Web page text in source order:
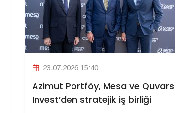
23.07.2026 15:40
Azimut Portföy, Mesa ve Quvars
Invest’den stratejik iş birliği